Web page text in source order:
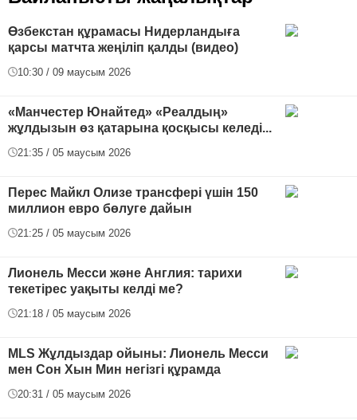
Өзбекстан құрамасы Нидерландыға
қарсы матчта жеңіліп қалды (видео)
10:30 / 09 маусым 2026
«Манчестер Юнайтед» «Реалдың»
жұлдызын өз қатарына қосқысы келеді...
21:35 / 05 маусым 2026
Перес Майкл Олизе трансфері үшін 150
миллион евро бөлуге дайын
21:25 / 05 маусым 2026
Лионель Месси және Англия: тарихи
текетірес уақыты келді ме?
21:18 / 05 маусым 2026
MLS Жұлдыздар ойыны: Лионель Месси
мен Сон Хын Мин негізгі құрамда
20:31 / 05 маусым 2026